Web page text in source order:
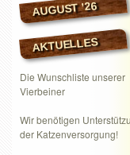
AUGUST ’26
AKTUELLES
Die Wunschliste unserer
Vierbeiner
Wir benötigen
der Katzenversorgung!